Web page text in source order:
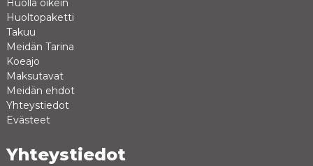
Huolla oikein
Huoltopaketti
Takuu
Meidän Tarina
Koeajo
Maksutavat
Meidän ehdot
Yhteystiedot
Evästeet
Yhteystiedot